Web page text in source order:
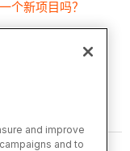
个新项目吗？
and improve
and to